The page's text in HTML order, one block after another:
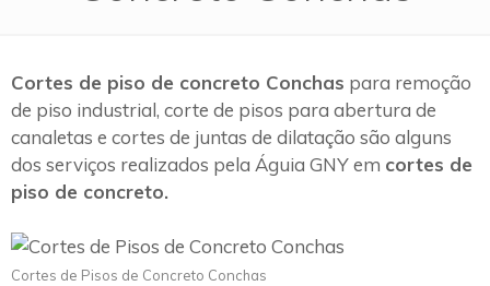
Cortes de piso de concreto Conchas para remoção
de piso industrial, corte de pisos para abertura de
canaletas e cortes de juntas de dilatação são alguns
dos serviços realizados pela Águia GNY em cortes de
piso de concreto.
Cortes de Pisos de Concreto Conchas